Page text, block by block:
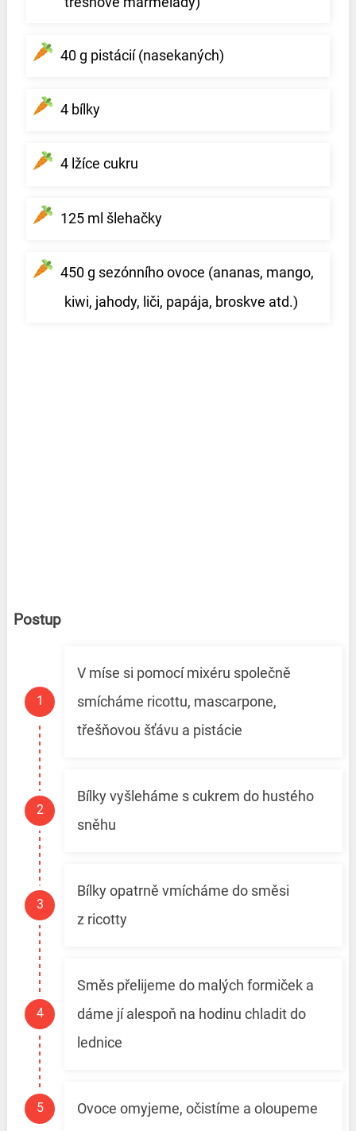
40 g pistácií (nasekaných)
4 bílky
4 lžíce cukru
125 ml šlehačky
450 g sezónního ovoce (ananas, mango,
kiwi, jahody, liči, papája, broskve atd.)
Postup
V míse si pomocí mixéru společně
smícháme ricottu, mascarpone,
třešňovou šťávu a pistácie
Bílky vyšleháme s cukrem do hustého
sněhu
Bílky opatrně vmícháme do směsi
z ricotty
Směs přelijeme do malých formiček a
dáme jí alespoň na hodinu chladit do
lednice
Ovoce omyjeme, očistíme a oloupeme